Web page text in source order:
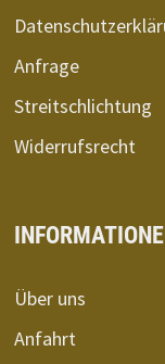
Anfrage
Streitschlichtung
Widerrufsrecht
Über uns
Anfahrt